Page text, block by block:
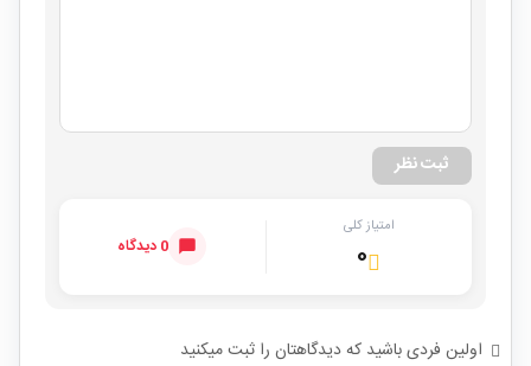
ثبت نظر
امتیاز کلی
۰ 0 دیدگاه
اولین فردی باشید که دیدگاهتان را ثبت میکنید